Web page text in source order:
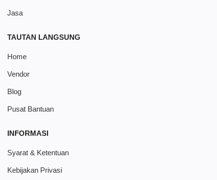
Jasa
TAUTAN LANGSUNG
Home
Vendor
Blog
Pusat Bantuan
INFORMASI
Syarat & Ketentuan
Kebijakan Privasi